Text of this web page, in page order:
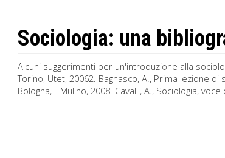
Sociologia: una
Alcuni suggerimenti per un'introduzione alla
Torino, Utet, 20062. Bagnasco, A., Prima lezione
Bologna, Il Mulino, 2008. Cavalli, A., Sociologia,